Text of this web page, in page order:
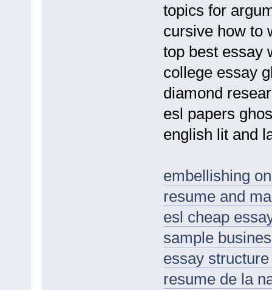
topics for
cursive how to
top best essay
college essay
diamond
esl papers
english lit and
embellishing
resume and
esl cheap
sample
essay
resume de la